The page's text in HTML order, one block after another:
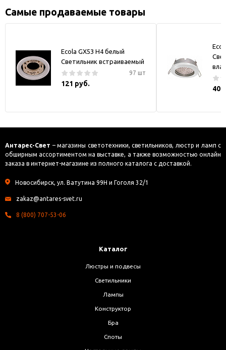
Самые продаваемые товары
Ecola GX53 H4 белый
Светильник встраиваемый
97 шт
121 руб.
Антарес-Свет – магазины светотехники, светильников, люстр и ламп с
обширным ассортиментом на выставке, а также возможностью онлайн
заказа в интернет-магазине из полного каталога с доставкой.
Новосибирск, ул. Ватутина 99Н и Гоголя 32/1
zakaz@antares-svet.ru
8 (800) 707-53-06
Каталог
Люстры и подвесы
Светильники
Лампы
Конструктор
Бра
Споты